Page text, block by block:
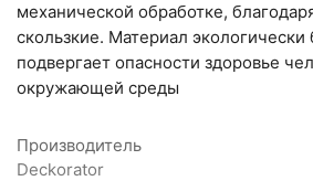
Самарская область, Волжский
Преображенка, улица
кирпича")
+7 (846) 215-18-18
механической обработке,
скользкие. Материал экологически
подвергает опасности здоровье
окружающей среды
Производитель
Deckorator